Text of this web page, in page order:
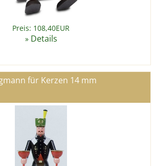
Preis: 108,40EUR
» Details
für Kerzen 14 mm